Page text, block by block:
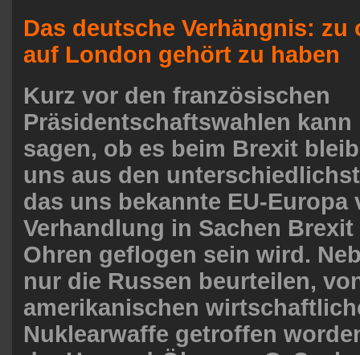
Das deutsche Verhängnis: zu
auf London gehört zu haben
Kurz vor den französischen
Präsidentschaftswahlen kann
sagen, ob es beim Brexit
uns aus den
das uns bekannte EU-Europa
Verhandlung in Sachen
Ohren geflogen sein wird.
nur die Russen beurteilen,
amerikanischen
Nuklearwaffe getroffen